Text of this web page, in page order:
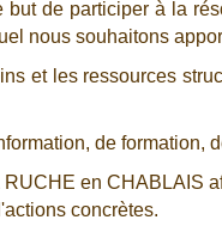
de participer à la
nous souhaitons
et les ressources
de
en CHABLAIS
concrètes.